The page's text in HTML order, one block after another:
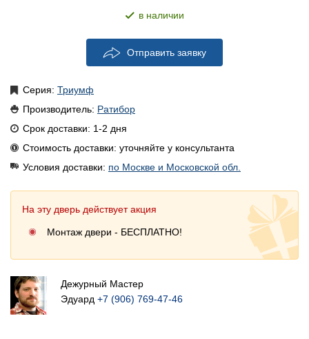
в наличии
Отправить заявку
Серия: Триумф
Производитель: Ратибор
Срок доставки: 1-2 дня
Стоимость доставки: уточняйте у консультанта
Условия доставки: по Москве и Московской обл.
На эту дверь действует акция
Монтаж двери - БЕСПЛАТНО!
Дежурный Мастер
Эдуард +7 (906) 769-47-46